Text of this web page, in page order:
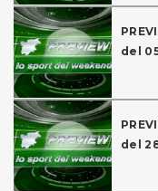
del
del